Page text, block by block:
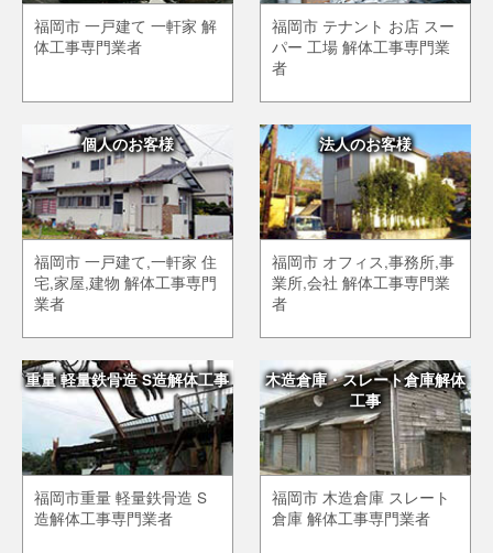
福岡市 一戸建て 一軒家 解
体工事専門業者
福岡市 テナント お店 スー
パー 工場 解体工事専門業
者
個人のお客様
福岡市 一戸建て,一軒家 住
宅,家屋,建物 解体工事専門
業者
法人のお客様
福岡市 オフィス,事務所,事
業所,会社 解体工事専門業
者
重量 軽量鉄骨造 S造解体工事
福岡市重量 軽量鉄骨造 S
造解体工事専門業者
木造倉庫・スレート倉庫解体
工事
福岡市 木造倉庫 スレート
倉庫 解体工事専門業者